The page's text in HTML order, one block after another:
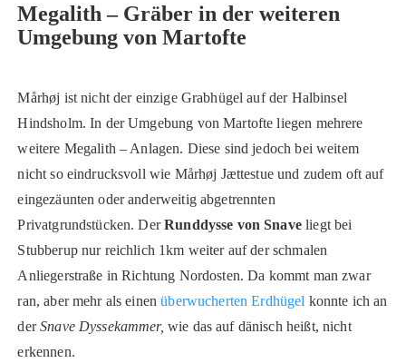
Megalith – Gräber in der weiteren
Umgebung von Martofte
Mårhøj ist nicht der einzige Grabhügel auf der Halbinsel
Hindsholm. In der Umgebung von Martofte liegen mehrere
weitere Megalith – Anlagen. Diese sind jedoch bei weitem
nicht so eindrucksvoll wie Mårhøj Jættestue und zudem oft auf
eingezäunten oder anderweitig abgetrennten
Privatgrundstücken. DerRunddysse von Snaveliegt bei
Stubberup nur reichlich 1km weiter auf der schmalen
Anliegerstraße in Richtung Nordosten. Da kommt man zwar
ran, aber mehr als einenüberwucherten Erdhügel konnte ich an
derSnave Dyssekammer, wie das auf dänisch heißt, nicht
erkennen.